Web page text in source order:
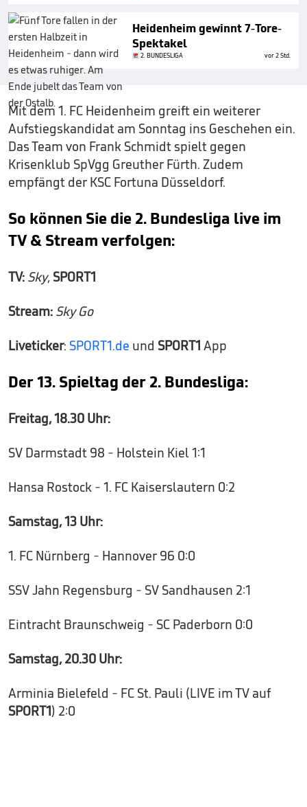
Heidenheim gewinnt 7-Tore-
Spektakel
2. BUNDESLIGA vor 2 Std.
Mit dem 1. FC Heidenheim greift ein weiterer
Aufstiegskandidat am Sonntag ins Geschehen ein.
Das Team von Frank Schmidt spielt gegen
Krisenklub SpVgg Greuther Fürth. Zudem
empfängt der KSC Fortuna Düsseldorf.
So können Sie die 2. Bundesliga live im
TV & Stream verfolgen:
TV: Sky, SPORT1
Stream: Sky Go
Liveticker: SPORT1.de und SPORT1 App
Der 13. Spieltag der 2. Bundesliga:
Freitag, 18.30 Uhr:
SV Darmstadt 98 - Holstein Kiel 1:1
Hansa Rostock - 1. FC Kaiserslautern 0:2
Samstag, 13 Uhr:
1. FC Nürnberg - Hannover 96 0:0
SSV Jahn Regensburg - SV Sandhausen 2:1
Eintracht Braunschweig - SC Paderborn 0:0
Samstag, 20.30 Uhr:
Arminia Bielefeld - FC St. Pauli (LIVE im TV auf
SPORT1) 2:0